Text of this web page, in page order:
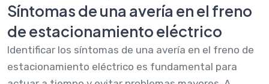
Síntomas de una avería en el freno
de estacionamiento eléctrico
Identificar los síntomas de una avería en el freno de
estacionamiento eléctrico es fundamental para